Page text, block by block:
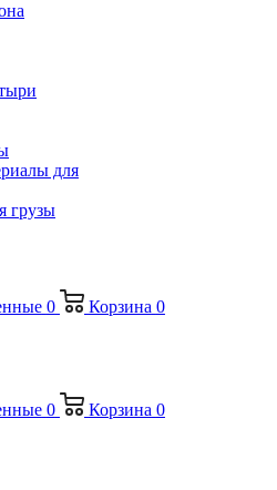
для
грузы
0 Корзина 0
0 Корзина 0